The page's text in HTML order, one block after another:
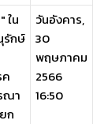
ใน
รักษ์
ณา
ก
วันอังคาร,
30
พฤษภาคม
2566
16:50